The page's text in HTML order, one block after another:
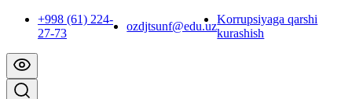
+998 (61) 224-
27-73
ozdjtsunf@edu.uz
Korrupsiyaga qarshi
kurashish